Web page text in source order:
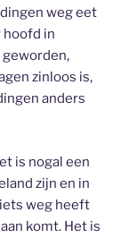
weg eet
hoofd in
zinloos is,
anders
is nogal een
zijn en in
weg heeft
komt. Het is